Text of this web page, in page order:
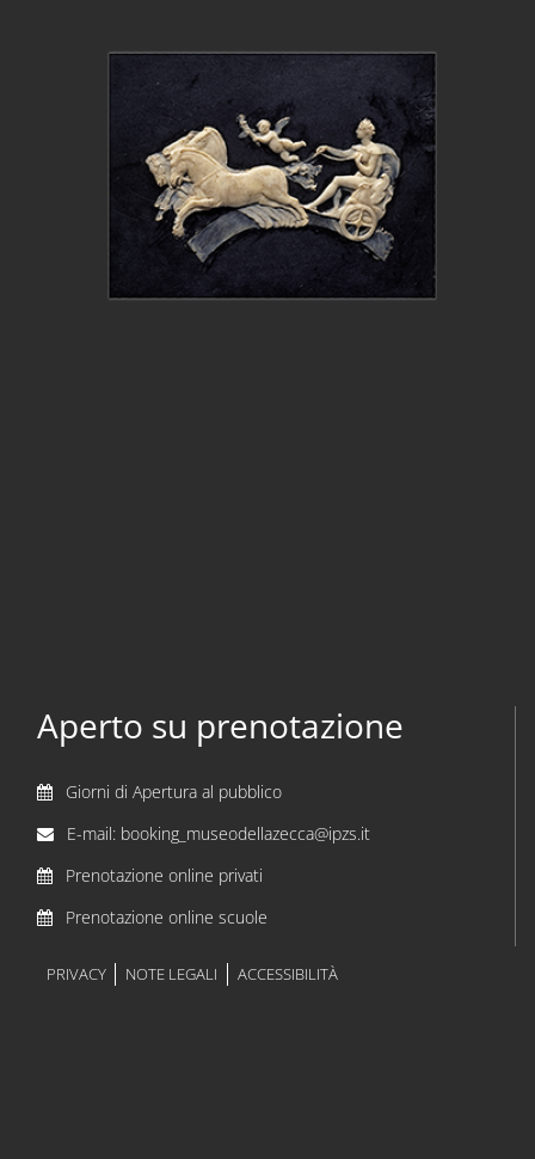
Aperto su prenotazione
Giorni di Apertura al pubblico
E-mail: booking_museodellazecca@ipzs.it
Prenotazione online privati
Prenotazione online scuole
PRIVACY NOTE LEGALI ACCESSIBILITÀ